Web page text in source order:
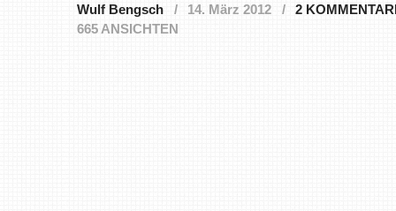
Wulf Bengsch 14. März 2012
2
665 ANSICHTEN